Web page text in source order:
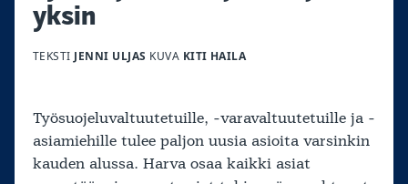
yksin
TEKSTI JENNI ULJAS KUVA KITI HAILA
Työsuojeluvaltuutetuille, -varavaltuutetuille ja -
asiamiehille tulee paljon uusia asioita varsinkin
kauden alussa. Harva osaa kaikki asiat